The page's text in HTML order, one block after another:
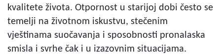
kvalitete života. Otpornost u starijoj dobi često se
temelji na životnom iskustvu, stečenim
vještinama suočavanja i sposobnosti pronalaska
smisla i svrhe čak i u izazovnim situacijama.